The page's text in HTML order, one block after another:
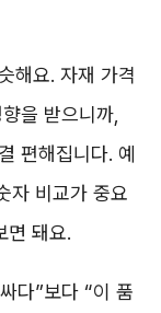
해요. 자재 가격
을 받으니까,
편해집니다. 예
자 비교가 중요
면 돼요.
다”보다 “이 품